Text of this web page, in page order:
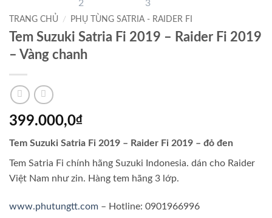
TRANG CHỦ / PHỤ TÙNG SATRIA - RAIDER FI
Tem Suzuki Satria Fi 2019 – Raider Fi 2019
– Vàng chanh
399.000,0₫
Tem Suzuki Satria Fi 2019 – Raider Fi 2019 – đỏ đen
Tem Satria Fi chính hãng Suzuki Indonesia. dán cho Raider
Việt Nam như zin. Hàng tem hãng 3 lớp.
www.phutungtt.com – Hotline: 0901966996